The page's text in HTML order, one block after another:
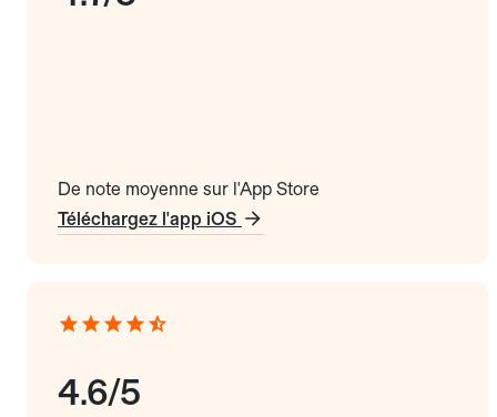
De note moyenne sur l'App Store
Téléchargez l'app iOS
4.6/5